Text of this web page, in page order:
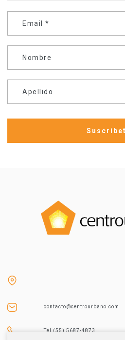
Email *
Nombre
Apellido
contacto@centrourbano.com
Tel (55) 5687-4873